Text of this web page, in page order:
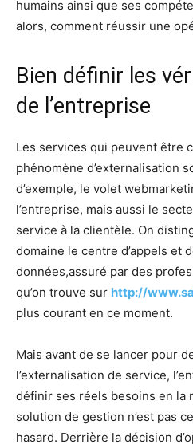
humains ainsi que ses
alors, comment réussir une
Bien définir les
de l’entreprise
Les services qui peuvent être
phénomène d’externalisation
d’exemple, le volet
l’entreprise, mais aussi le
service à la clientèle. On
domaine le centre d’appels et
données,assuré par des
qu’on trouve sur http://
plus courant en ce moment.
Mais avant de se lancer pour
l’externalisation de service,
définir ses réels besoins en la
solution de gestion n’est pas
hasard. Derrière la décision